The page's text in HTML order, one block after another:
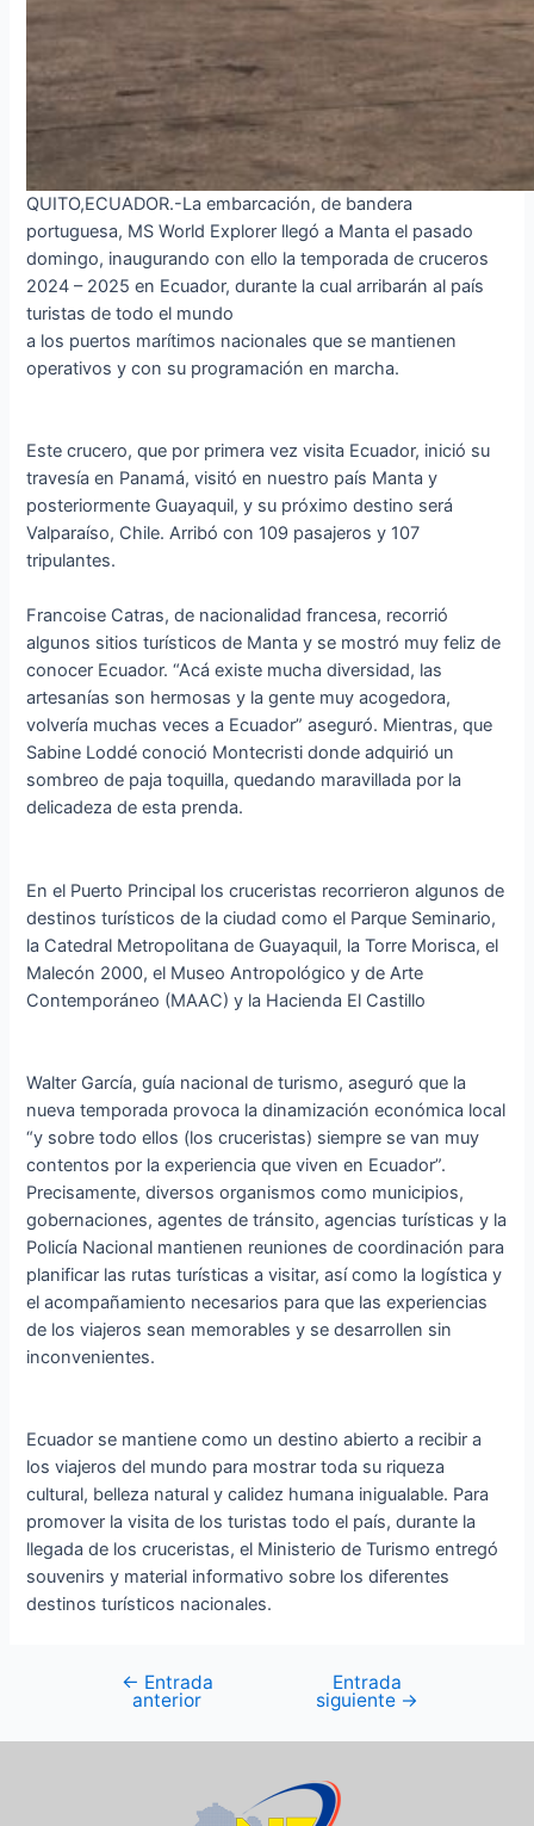
QUITO,ECUADOR.-La embarcación, de bandera
portuguesa, MS World Explorer llegó a Manta el pasado
domingo, inaugurando con ello la temporada de cruceros
2024 – 2025 en Ecuador, durante la cual arribarán al país
turistas de todo el mundo
a los puertos marítimos nacionales que se mantienen
operativos y con su programación en marcha.
Este crucero, que por primera vez visita Ecuador, inició su
travesía en Panamá, visitó en nuestro país Manta y
posteriormente Guayaquil, y su próximo destino será
Valparaíso, Chile. Arribó con 109 pasajeros y 107
tripulantes.
Francoise Catras, de nacionalidad francesa, recorrió
algunos sitios turísticos de Manta y se mostró muy feliz de
conocer Ecuador. “Acá existe mucha diversidad, las
artesanías son hermosas y la gente muy acogedora,
volvería muchas veces a Ecuador” aseguró. Mientras, que
Sabine Loddé conoció Montecristi donde adquirió un
sombreo de paja toquilla, quedando maravillada por la
delicadeza de esta prenda.
En el Puerto Principal los cruceristas recorrieron algunos de
destinos turísticos de la ciudad como el Parque Seminario,
la Catedral Metropolitana de Guayaquil, la Torre Morisca, el
Malecón 2000, el Museo Antropológico y de Arte
Contemporáneo (MAAC) y la Hacienda El Castillo
Walter García, guía nacional de turismo, aseguró que la
nueva temporada provoca la dinamización económica local
“y sobre todo ellos (los cruceristas) siempre se van muy
contentos por la experiencia que viven en Ecuador”.
Precisamente, diversos organismos como municipios,
gobernaciones, agentes de tránsito, agencias turísticas y la
Policía Nacional mantienen reuniones de coordinación para
planificar las rutas turísticas a visitar, así como la logística y
el acompañamiento necesarios para que las experiencias
de los viajeros sean memorables y se desarrollen sin
inconvenientes.
Ecuador se mantiene como un destino abierto a recibir a
los viajeros del mundo para mostrar toda su riqueza
cultural, belleza natural y calidez humana inigualable. Para
promover la visita de los turistas todo el país, durante la
llegada de los cruceristas, el Ministerio de Turismo entregó
souvenirs y material informativo sobre los diferentes
destinos turísticos nacionales.
← Entrada
anterior
Entrada
siguiente →